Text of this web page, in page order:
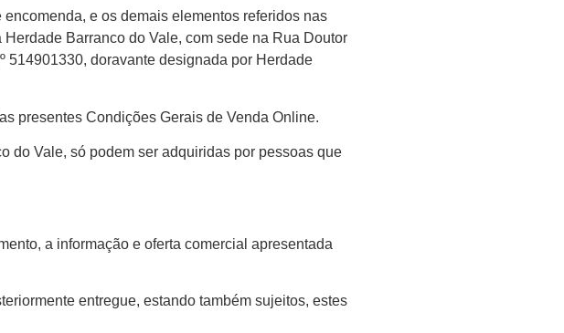
e os demais elementos referidos nas
Barranco do Vale, com sede na Rua Doutor
514901330, doravante designada por Herdade
presentes Condições Gerais de Venda Online.
do Vale, só podem ser adquiridas por pessoas que
a informação e oferta comercial apresentada
entregue, estando também sujeitos, estes